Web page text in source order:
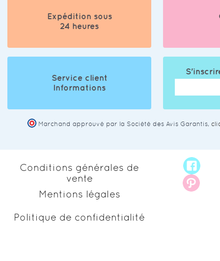
Expédition sous
24 heures
Service client
Informations
Marchand approuvé par la Société des Avis Garantis,
Conditions générales de
vente
Mentions légales
Politique de confidentialité